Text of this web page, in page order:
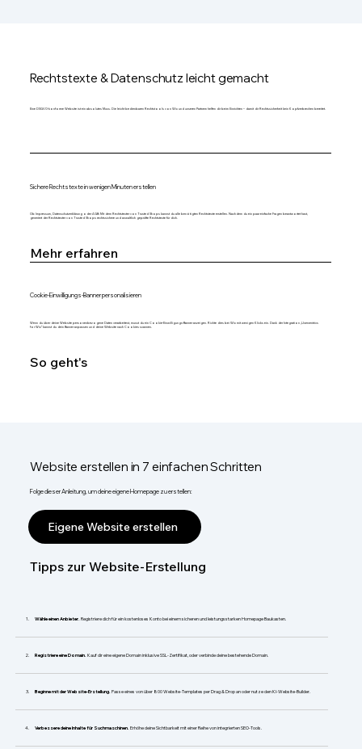
Rechtstexte & Datenschutz leicht gemacht
Eine DSGVO-konforme Website ist ein absolutes Muss. Die leicht bedienbaren Rechtstools von Wix und unseren Partnern helfen dir beim Einrichten – damit dir Rechtssicherheit kein Kopfzerbrechen bereitet.
Sichere Rechtstexte in wenigen Minuten erstellen
Ob Impressum, Datenschutzerklärung oder AGB: Mit dem Rechtstexter von Trusted Shops kannst du alle benötigten Rechtstexte erstellen. Nachdem du ein paar einfache Fragen beantwortet hast,
generiert der Rechtstexter von Trusted Shops rechtssichere und anwaltlich geprüfte Rechtstexte für dich.
Mehr erfahren
Cookie-Einwilligungs-Banner personalisieren
Wenn du über deine Website personenbezogene Daten verarbeitest, musst du ein Cookie-Einwilligungs-Banner anzeigen. Richte dies bei Wix mit wenigen Klicks ein. Dank der Integration „Usercentrics
for Wix“ kannst du dein Banner anpassen und deine Website nach Cookies scannen.
So geht's
Website erstellen in 7 einfachen Schritten
Folge dieser Anleitung, um deine eigene Homepage zu erstellen:
Eigene Website erstellen
Tipps zur Website-Erstellung
Wähle einen Anbieter. Registriere dich für ein kostenloses Konto bei einem sicheren und leistungsstarken Homepage Baukasten.
Registriere eine Domain. Kauf dir eine eigene Domain inklusive SSL-Zertifikat, oder verbinde deine bestehende Domain.
Beginne mit der Website-Erstellung. Passe eines von über 800 Website-Templates per Drag & Drop an oder nutze den KI-Website-Builder.
​Verbessere deine Inhalte für Suchmaschinen. Erhöhe deine Sichtbarkeit mit einer Reihe von integrierten SEO-Tools.